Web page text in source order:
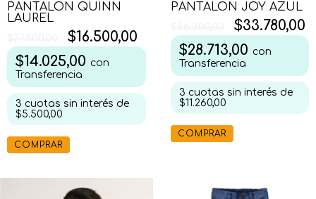
PANTALON QUINN
LAUREL
$16.500,00
$14.025,00 con
Transferencia
3 cuotas sin interés de
$5.500,00
COMPRAR
PANTALON JOY AZUL
$33.780,00
$28.713,00 con
Transferencia
3 cuotas sin interés de
$11.260,00
COMPRAR